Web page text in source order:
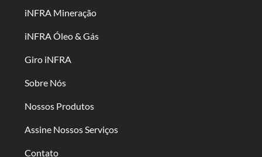
iNFRA Mineração
iNFRA Óleo & Gás
Giro iNFRA
Sobre Nós
Nossos Produtos
Assine Nossos Serviços
Contato